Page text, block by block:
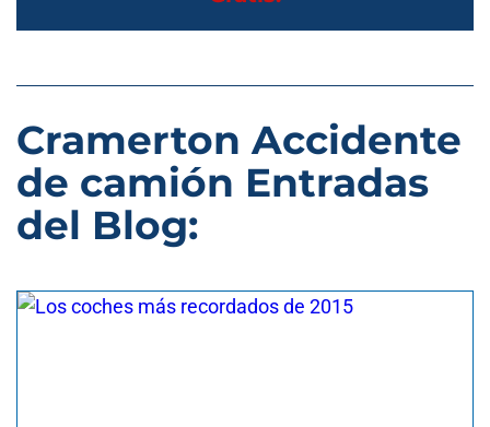
Cramerton Accidente
de camión Entradas
del Blog: